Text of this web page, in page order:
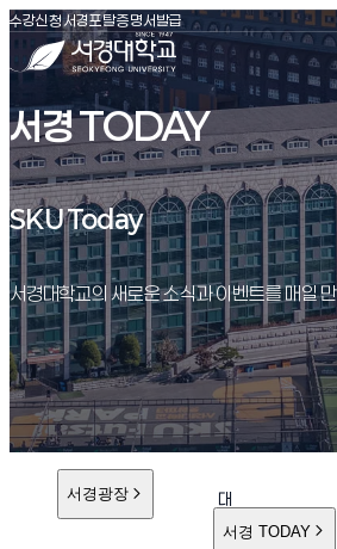
서경대학교
수강신청(새창 열림)
서경포탈(새창 열림)
증명서발급(새창 열림)
서경 TODAY
SKU Today
SKU Today
서경대학교의 새로운 소식과 이벤트를 매일
서경광장
대
학
서경 TODAY